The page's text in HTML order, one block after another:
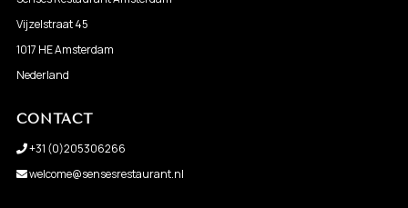
Vijzelstraat 45
1017 HE Amsterdam
Nederland
CONTACT
+31 (0)205306266
welcome@sensesrestaurant.nl